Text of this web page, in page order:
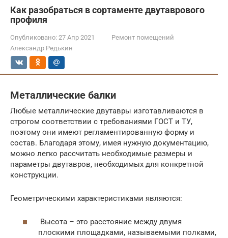
Как разобраться в сортаменте двутаврового
профиля
Опубликовано: 27 Апр 2021
Ремонт помещений
Александр Редькин
Металлические балки
Любые металлические двутавры изготавливаются в
строгом соответствии с требованиями ГОСТ и ТУ,
поэтому они имеют регламентированную форму и
состав. Благодаря этому, имея нужную документацию,
можно легко рассчитать необходимые размеры и
параметры двутавров, необходимых для конкретной
конструкции.
Геометрическими характеристиками являются:
Высота – это расстояние между двумя
плоскими площадками, называемыми полками,